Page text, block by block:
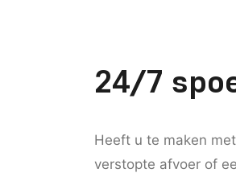
24/7
Heeft u te maken
verstopte afvoer of